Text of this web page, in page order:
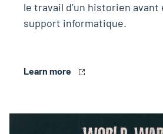
le travail d’un historien avant
support informatique.
Learn more